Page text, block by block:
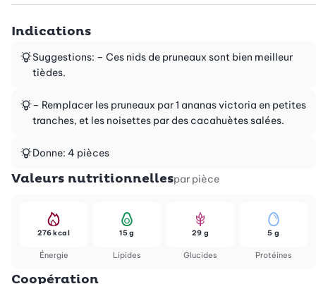
Indications
Suggestions: – Ces nids de pruneaux sont bien meilleur
tièdes.
– Remplacer les pruneaux par 1 ananas victoria en petites
tranches, et les noisettes par des cacahuètes salées.
Donne: 4 pièces
Valeurs nutritionnellespar pièce
Énergie
276 kcal
Lipides
15 g
Glucides
29 g
Protéines
5 g
Coopération